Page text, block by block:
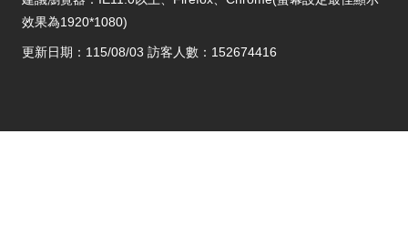
效果為1920*1080)
更新日期：115/08/03 訪客人數：152674416